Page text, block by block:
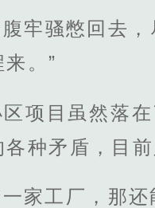
牢骚憋回去
。”
项目虽然落
种矛盾，目
家工厂，那还